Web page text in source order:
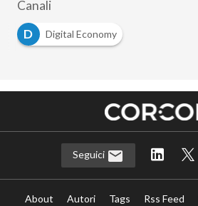
Canali
D
Digital Economy
Seguici
About Autori Tags Rss Feed